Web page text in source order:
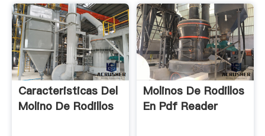
Caracteristicas Del
Molino De Rodillos
Molinos De Rodillos
En Pdf Reader